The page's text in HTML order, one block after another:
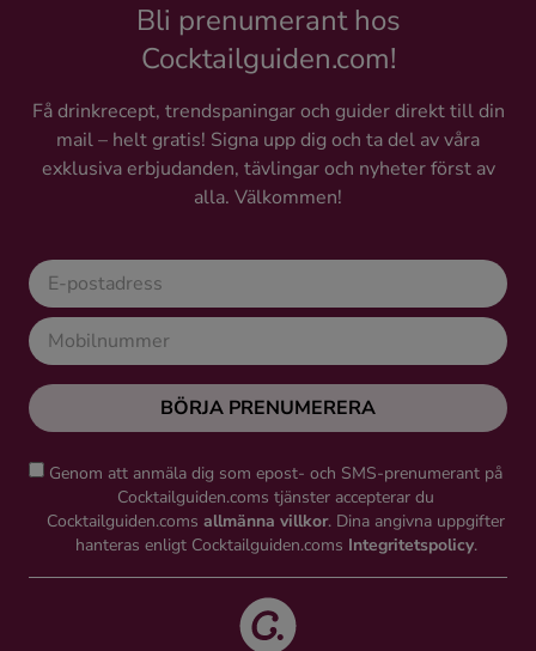
Bli prenumerant hos
Cocktailguiden.com!
Få drinkrecept, trendspaningar och guider direkt till din
mail – helt gratis! Signa upp dig och ta del av våra
exklusiva erbjudanden, tävlingar och nyheter först av
alla. Välkommen!
BÖRJA PRENUMERERA
Genom att anmäla dig som epost- och SMS-prenumerant på
Cocktailguiden.coms tjänster accepterar du
Cocktailguiden.coms allmänna villkor. Dina angivna uppgifter
hanteras enligt Cocktailguiden.coms Integritetspolicy.